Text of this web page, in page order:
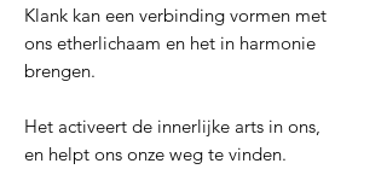
Klank kan een verbinding vormen met
ons etherlichaam en het in harmonie
brengen.
Het activeert de innerlijke arts in ons,
en helpt ons onze weg te vinden.